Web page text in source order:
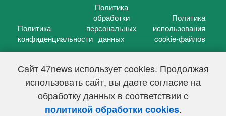
Сайт 47news использует cookies. Продолжая
использовать сайт, вы даете согласие на
обработку данных в соответствии с
политикой обработки cookies.
Политика
конфиденциальности
Политика
обработки
персональных
данных
Политика
использования
cookie-файлов
47 новостей (47 news)2005 — 2026 г.
Свидетельство о регистрации СМИ Эл № ФС 77-39848, выдано
Федеральной службой по надзору в сфере связи,
информационных технологий и массовых коммуникаций